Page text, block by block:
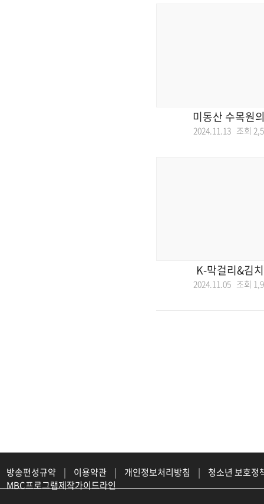
미동산 수목원
2024.11.13 조회
K-막걸리&김
2024.11.05 조회
방송편성규약 | 이용약관 | 개인정보처리방침 |
청소년 보호정
MBC프로그램제작가이드라인